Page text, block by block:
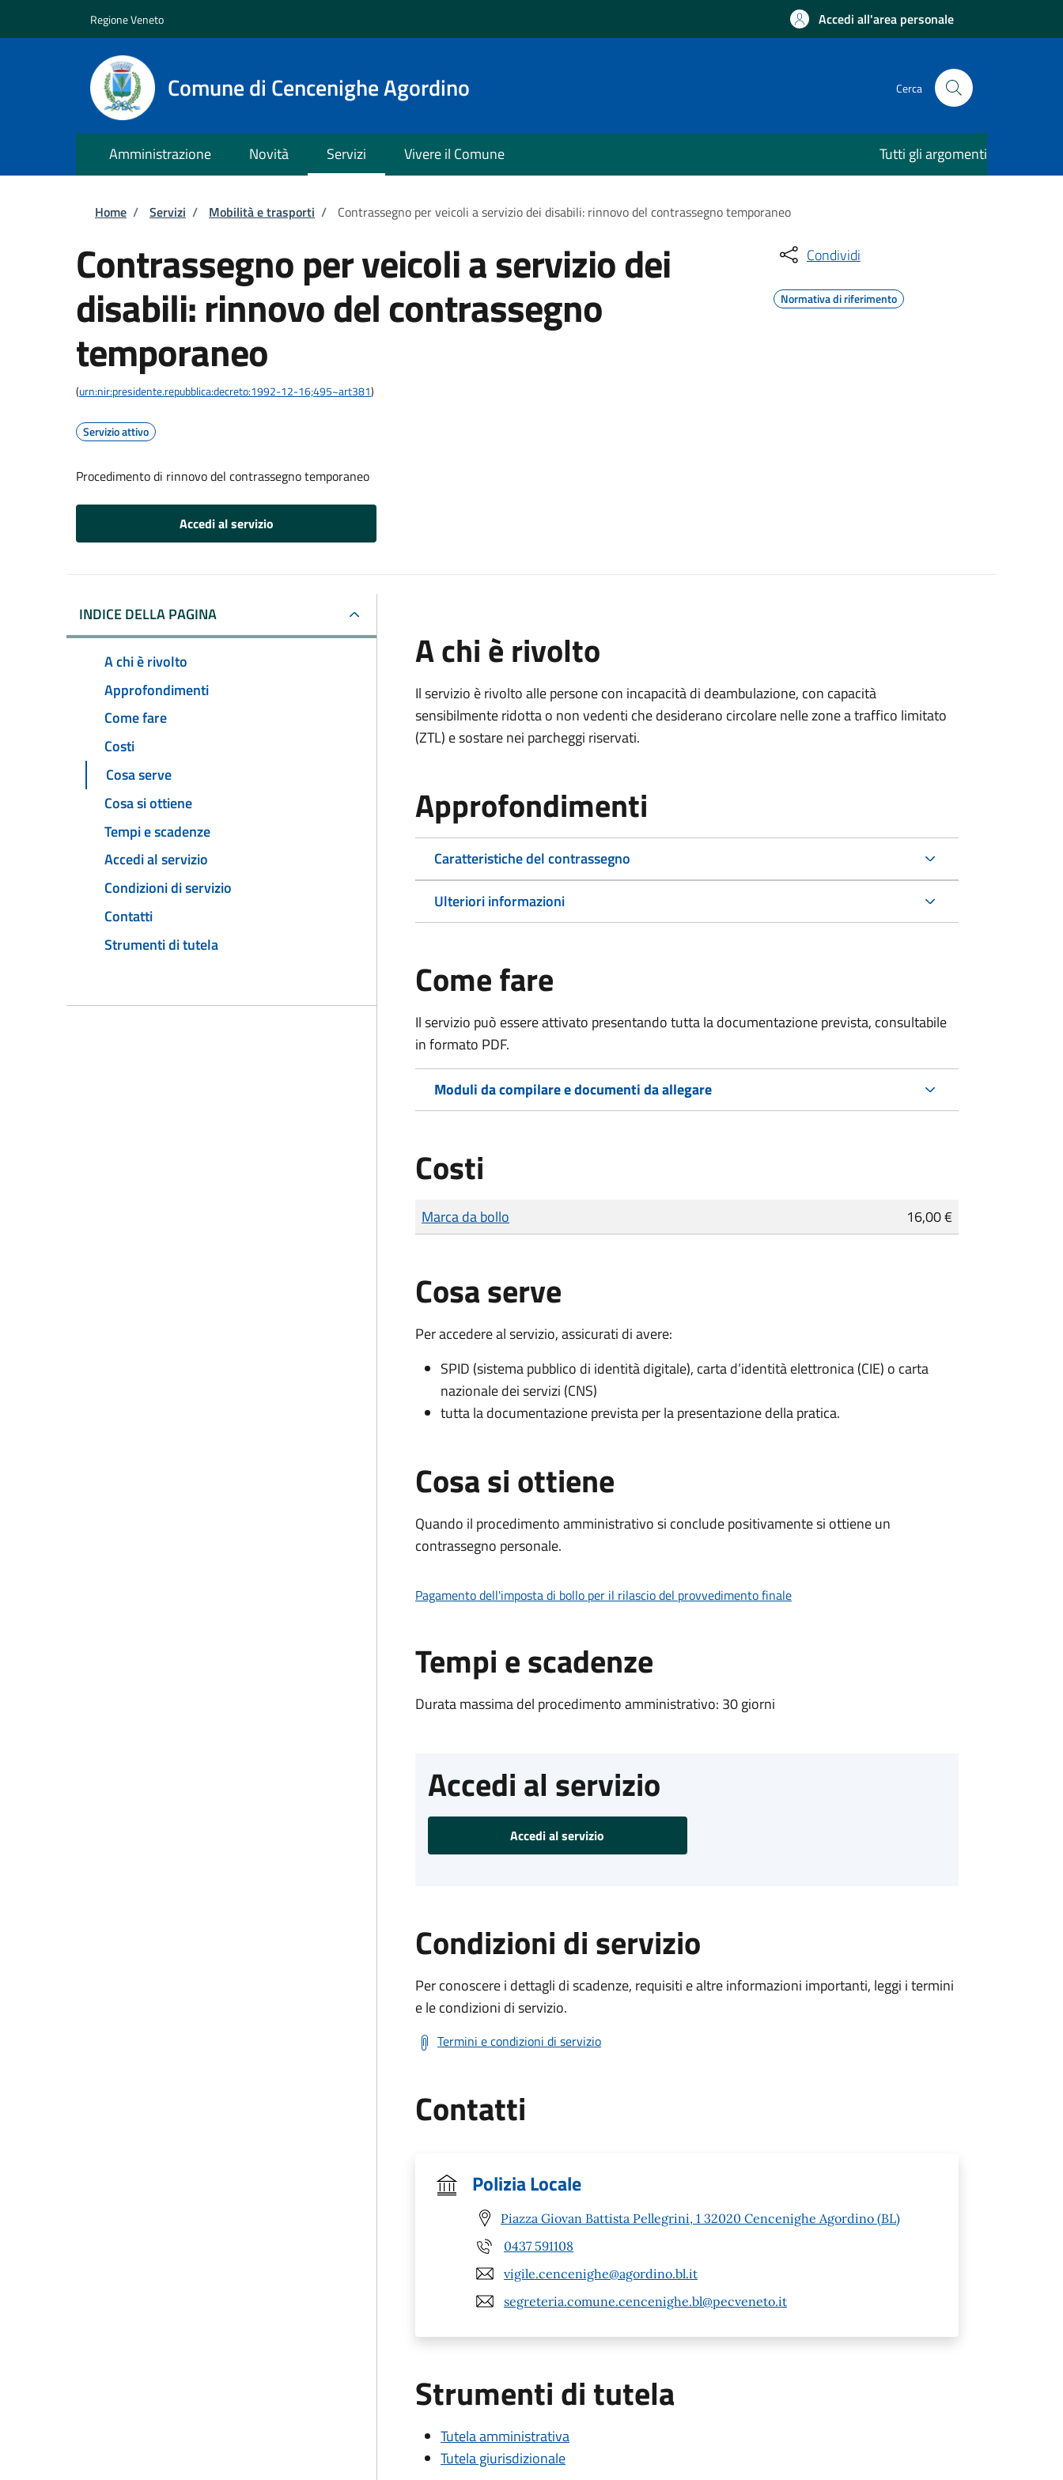
Regione Veneto Accedi all'area personale
Comune di Cencenighe Agordino Cerca
Amministrazione Novità Servizi Vivere il Comune Tutti gli argomenti
Briciole di pane
Home / Servizi / Mobilità e trasporti / Contrassegno per veicoli a servizio dei disabili: rinnovo del contrassegno temporaneo
Contrassegno per veicoli a servizio dei
disabili: rinnovo del contrassegno
temporaneo
(urn:nir:presidente.repubblica:decreto:1992-12-16;495~art381)
Servizio attivo
Procedimento di rinnovo del contrassegno temporaneo
Accedi al servizio
Condividi
Normativa di riferimento
INDICE DELLA PAGINA
A chi è rivolto
Approfondimenti
Come fare
Costi
Cosa serve
Cosa si ottiene
Tempi e scadenze
Accedi al servizio
Condizioni di servizio
Contatti
Strumenti di tutela
A chi è rivolto
Il servizio è rivolto alle persone con incapacità di deambulazione, con capacità
sensibilmente ridotta o non vedenti che desiderano circolare nelle zone a traffico limitato
(ZTL) e sostare nei parcheggi riservati.
Approfondimenti
Caratteristiche del contrassegno
Ulteriori informazioni
Come fare
Il servizio può essere attivato presentando tutta la documentazione prevista, consultabile
in formato PDF.
Moduli da compilare e documenti da allegare
Costi
Tipo di pagamento
Importo
Marca da bollo 16,00 €
Cosa serve
Per accedere al servizio, assicurati di avere:
SPID (sistema pubblico di identità digitale), carta d’identità elettronica (CIE) o carta
nazionale dei servizi (CNS)
tutta la documentazione prevista per la presentazione della pratica.
Cosa si ottiene
Quando il procedimento amministrativo si conclude positivamente si ottiene un
contrassegno personale.
Pagamento dell'imposta di bollo per il rilascio del provvedimento finale
Tempi e scadenze
Durata massima del procedimento amministrativo: 30 giorni
Accedi al servizio
Accedi al servizio
Condizioni di servizio
Per conoscere i dettagli di scadenze, requisiti e altre informazioni importanti, leggi i termini
e le condizioni di servizio.
Termini e condizioni di servizio
Contatti
Polizia Locale
Piazza Giovan Battista Pellegrini, 1 32020 Cencenighe Agordino (BL)
0437 591108
vigile.cencenighe@agordino.bl.it
segreteria.comune.cencenighe.bl@pecveneto.it
Strumenti di tutela
Tutela amministrativa
Tutela giurisdizionale